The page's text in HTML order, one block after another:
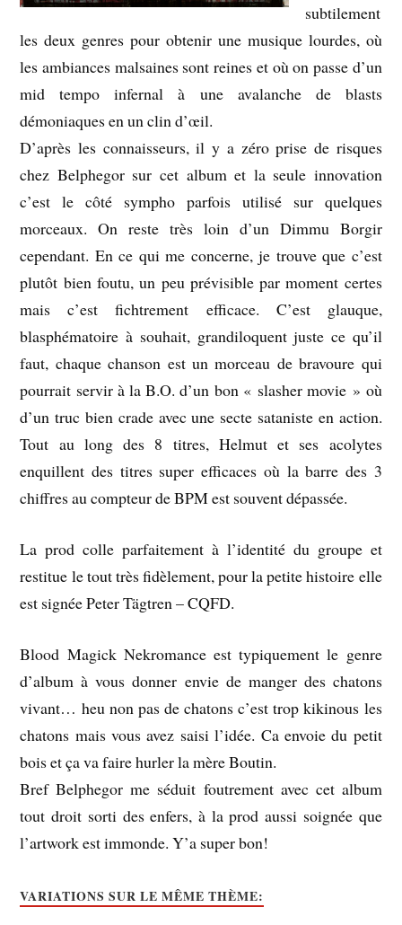
subtilement
les deux genres pour obtenir une musique lourdes, où
les ambiances malsaines sont reines et où on passe d’un
mid tempo infernal à une avalanche de blasts
démoniaques en un clin d’œil.
D’après les connaisseurs, il y a zéro prise de risques
chez Belphegor sur cet album et la seule innovation
c’est le côté sympho parfois utilisé sur quelques
morceaux. On reste très loin d’un Dimmu Borgir
cependant. En ce qui me concerne, je trouve que c’est
plutôt bien foutu, un peu prévisible par moment certes
mais c’est fichtrement efficace. C’est glauque,
blasphématoire à souhait, grandiloquent juste ce qu’il
faut, chaque chanson est un morceau de bravoure qui
pourrait servir à la B.O. d’un bon « slasher movie » où
d’un truc bien crade avec une secte sataniste en action.
Tout au long des 8 titres, Helmut et ses acolytes
enquillent des titres super efficaces où la barre des 3
chiffres au compteur de BPM est souvent dépassée.
La prod colle parfaitement à l’identité du groupe et
restitue le tout très fidèlement, pour la petite histoire elle
est signée Peter Tägtren – CQFD.
Blood Magick Nekromance est typiquement le genre
d’album à vous donner envie de manger des chatons
vivant… heu non pas de chatons c’est trop kikinous les
chatons mais vous avez saisi l’idée. Ca envoie du petit
bois et ça va faire hurler la mère Boutin.
Bref Belphegor me séduit foutrement avec cet album
tout droit sorti des enfers, à la prod aussi soignée que
l’artwork est immonde. Y’a super bon!
VARIATIONS SUR LE MÊME THÈME: